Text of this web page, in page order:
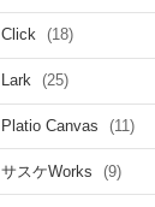
Click (18)
Lark (25)
Platio Canvas (11)
サスケWorks (9)